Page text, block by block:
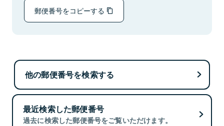
郵便番号をコピーする
他の郵便番号を検索する
最近検索した郵便番号
過去に検索した郵便番号をご覧いただけます。